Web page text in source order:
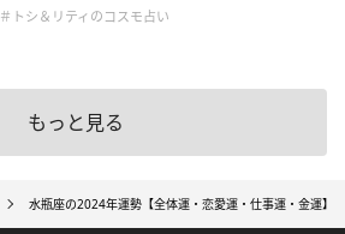
＃トシ＆リティのコスモ占い
もっと見る
水瓶座の2024年運勢【全体運・恋愛運・仕事運・金運】